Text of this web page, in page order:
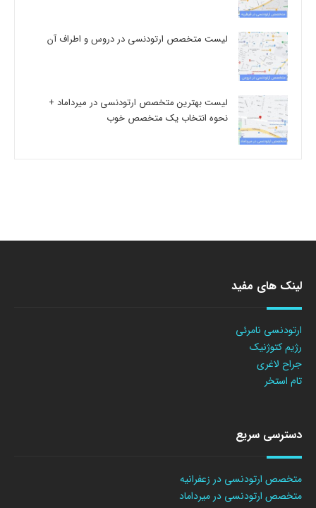
لیست متخصص ارتودنسی در دروس و اطراف آن
لیست بهترین متخصص ارتودنسی در میرداماد +
نحوه انتخاب یک متخصص خوب
لینک های مفید
ارتودنسی نامرئی
رژیم کتوژنیک
جراح لاغری
تام استخر
دسترسی سریع
متخصص ارتودنسی در زعفرانیه
متخصص ارتودنسی در میرداماد